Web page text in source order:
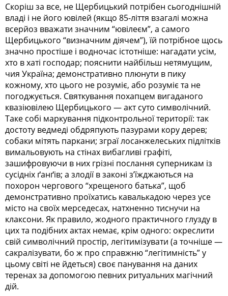
Скоріш за все, не Щербицький потрібен сьогоднішній
владі і не його ювілей (якщо 85-ліття взагалі можна
всерйоз вважати значним “ювілеєм”, а самого
Щербицького “визначним діячем”), їй потрібное щось
значно простіше і водночас істотніше: нагадати усім,
хто в хаті господар; пояснити найбільш нетямущим,
чия Україна; демонстративно плюнути в пику
кожному, хто цього не розуміє, або розуміє та не
погоджується. Святкування похапцем вигаданого
квазіювілею Щербицького — акт суто символічний.
Таке собі маркування підконтрольної території: так
достоту ведмеді обдряпують пазурами кору дерев;
собаки мітять паркани; зграї лосанжелеських підлітків
вимальовують на стінах вибагливі графіті,
зашифровуючи в них грізні послання суперникам із
сусідніх ґанґів; а злодії в законі з’їжджаються на
похорон чергового “хрещеного батька”, щоб
демонстративно проїхатись кавалькадою через усе
місто на своїх мерседесах, натхненно тиснучи на
клаксони. Як правило, жодного практичного глузду в
цих та подібних актах немає, крім одного: окреслити
свій символічний простір, легітимізувати (а точніше —
сакралізувати, бо ж про справжню “легітимність” у
цьому світі не йдеться) своє панування на даних
теренах за допомогою певних ритуальних магічний
дій.